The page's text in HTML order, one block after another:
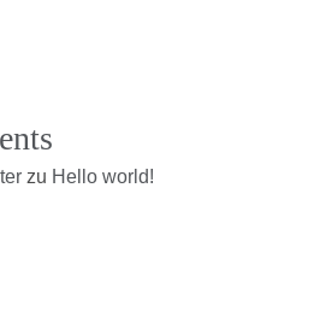
zu Hello world!